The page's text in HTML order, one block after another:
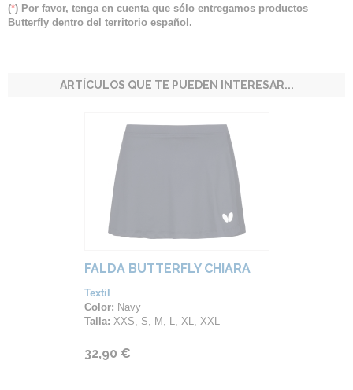
(*) Por favor, tenga en cuenta que sólo entregamos productos
Butterfly dentro del territorio español.
ARTÍCULOS QUE TE PUEDEN INTERESAR...
FALDA BUTTERFLY CHIARA
Textil
Color: Navy
Talla: XXS, S, M, L, XL, XXL
32,90 €